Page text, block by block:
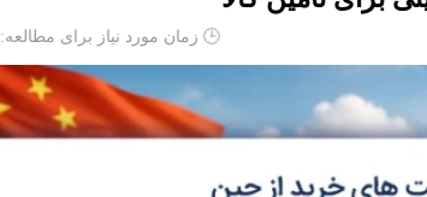
🕒 زمان مورد نیاز برای مطالعه: